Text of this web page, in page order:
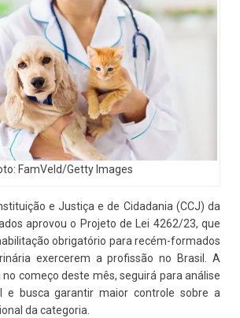
FamVeld/Getty Images
e Justiça e de Cidadania (CCJ) da
aprovou o Projeto de Lei 4262/23, que
obrigatório para recém-formados
exercerem a profissão no Brasil. A
começo deste mês, seguirá para análise
e busca garantir maior controle sobre a
da categoria.